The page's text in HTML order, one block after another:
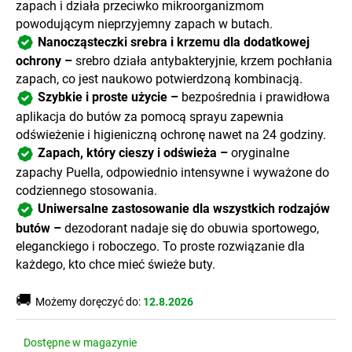
zapach i działa przeciwko mikroorganizmom
powodującym nieprzyjemny zapach w butach.
Nanocząsteczki srebra i krzemu dla dodatkowej
ochrony – srebro działa antybakteryjnie, krzem pochłania
zapach, co jest naukowo potwierdzoną kombinacją.
Szybkie i proste użycie – bezpośrednia i prawidłowa
aplikacja do butów za pomocą sprayu zapewnia
odświeżenie i higieniczną ochronę nawet na 24 godziny.
Zapach, który cieszy i odświeża – oryginalne
zapachy Puella, odpowiednio intensywne i wyważone do
codziennego stosowania.
Uniwersalne zastosowanie dla wszystkich rodzajów
butów – dezodorant nadaje się do obuwia sportowego,
eleganckiego i roboczego. To proste rozwiązanie dla
każdego, kto chce mieć świeże buty.
🚚 Możemy doręczyć do: 12.8.2026
Dostępne w magazynie